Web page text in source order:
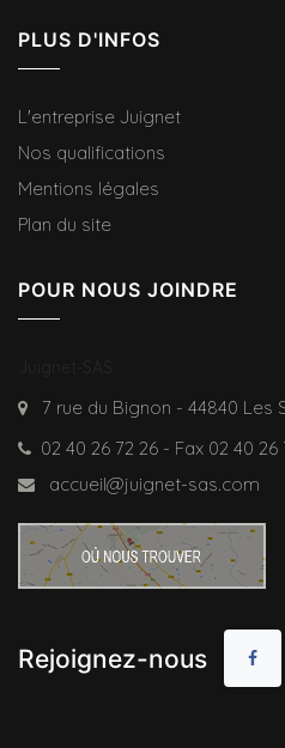
PLUS D'INFOS
L'entreprise Juignet
Nos qualifications
Mentions légales
Plan du site
POUR NOUS JOINDRE
7 rue du Bignon - 44840 Les
02 40 26 72 26 - Fax 02 40 26
accueil@juignet-sas.com
Rejoignez-nous